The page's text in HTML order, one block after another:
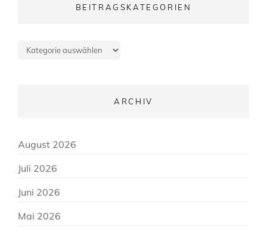
BEITRAGSKATEGORIEN
Beitragskategorien
ARCHIV
August 2026
Juli 2026
Juni 2026
Mai 2026